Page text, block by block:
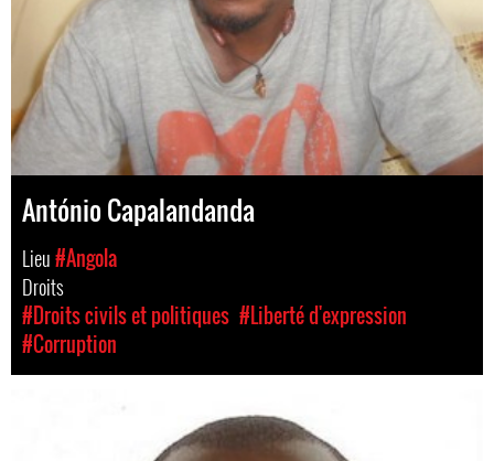
António Capalandanda
Lieu#Angola
Droits
#Droits civils et politiques #Liberté d'expression
#Corruption